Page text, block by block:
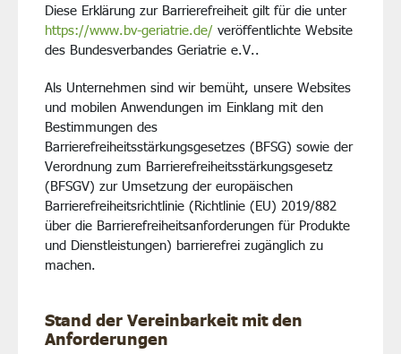
Diese Erklärung zur Barrierefreiheit gilt für die unter
https://www.bv-geriatrie.de/ veröffentlichte Website
des Bundesverbandes Geriatrie e.V..
Als Unternehmen sind wir bemüht, unsere Websites
und mobilen Anwendungen im Einklang mit den
Bestimmungen des
Barrierefreiheitsstärkungsgesetzes (BFSG) sowie der
Verordnung zum Barrierefreiheitsstärkungsgesetz
(BFSGV) zur Umsetzung der europäischen
Barrierefreiheitsrichtlinie (Richtlinie (EU) 2019/882
über die Barrierefreiheitsanforderungen für Produkte
und Dienstleistungen) barrierefrei zugänglich zu
machen.
Stand der Vereinbarkeit mit den
Anforderungen